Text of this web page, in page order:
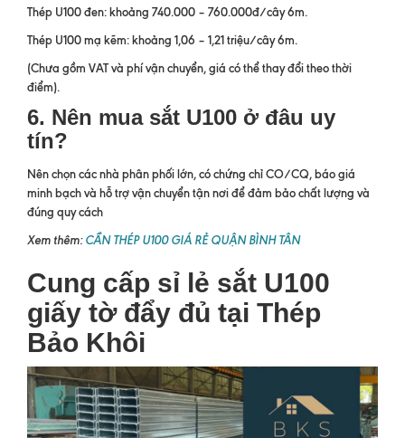
Thép U100 đen: khoảng 740.000 – 760.000đ/cây 6m.
Thép U100 mạ kẽm: khoảng 1,06 – 1,21 triệu/cây 6m.
(Chưa gồm VAT và phí vận chuyển, giá có thể thay đổi theo thời
điểm).
6. Nên mua sắt U100 ở đâu uy
tín?
Nên chọn các nhà phân phối lớn, có chứng chỉ CO/CQ, báo giá
minh bạch và hỗ trợ vận chuyển tận nơi để đảm bảo chất lượng và
đúng quy cách
Xem thêm:CẦN THÉP U100 GIÁ RẺ QUẬN BÌNH TÂN
Cung cấp sỉ lẻ sắt U100
giấy tờ đẩy đủ tại Thép
Bảo Khôi